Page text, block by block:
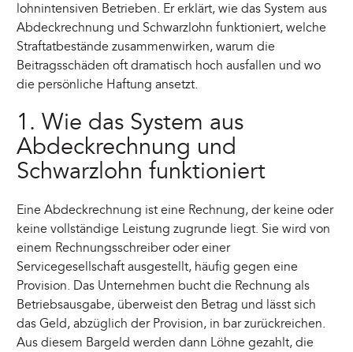
lohnintensiven Betrieben. Er erklärt, wie das System aus
Abdeckrechnung und Schwarzlohn funktioniert, welche
Straftatbestände zusammenwirken, warum die
Beitragsschäden oft dramatisch hoch ausfallen und wo
die persönliche Haftung ansetzt.
1. Wie das System aus
Abdeckrechnung und
Schwarzlohn funktioniert
Eine Abdeckrechnung ist eine Rechnung, der keine oder
keine vollständige Leistung zugrunde liegt. Sie wird von
einem Rechnungsschreiber oder einer
Servicegesellschaft ausgestellt, häufig gegen eine
Provision. Das Unternehmen bucht die Rechnung als
Betriebsausgabe, überweist den Betrag und lässt sich
das Geld, abzüglich der Provision, in bar zurückreichen.
Aus diesem Bargeld werden dann Löhne gezahlt, die